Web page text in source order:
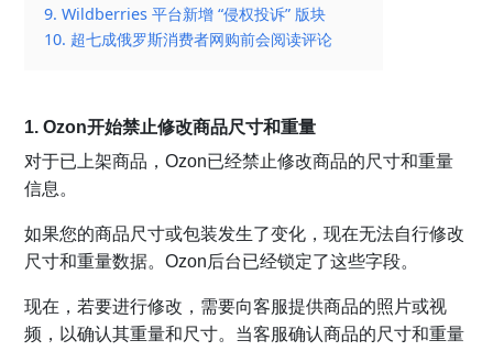
9. Wildberries 平台新增 “侵权投诉” 版块
10. 超七成俄罗斯消费者网购前会阅读评论
1. Ozon开始禁止修改商品尺寸和重量
对于已上架商品，Ozon已经禁止修改商品的尺寸和重量
信息。
如果您的商品尺寸或包装发生了变化，现在无法自行修改
尺寸和重量数据。Ozon后台已经锁定了这些字段。
现在，若要进行修改，需要向客服提供商品的照片或视
频，以确认其重量和尺寸。当客服确认商品的尺寸和重量